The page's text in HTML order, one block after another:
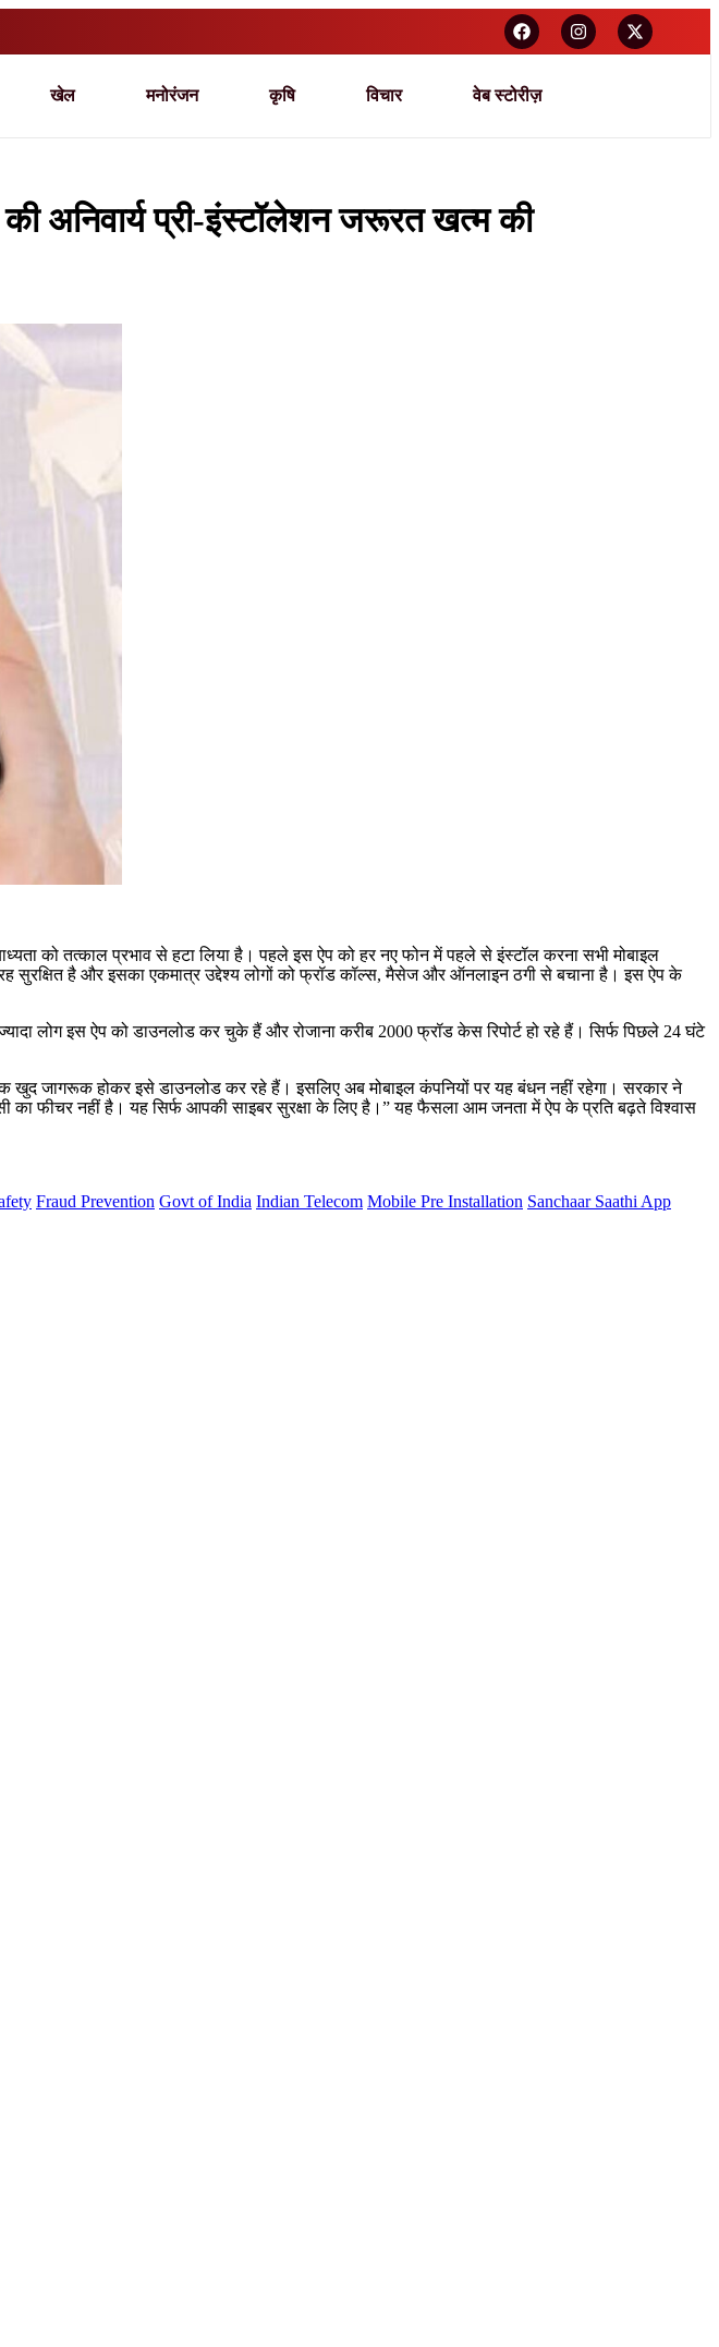
खेल मनोरंजन कृषि विचार वेब स्टोरीज़
अनिवार्य प्री-इंस्टॉलेशन जरूरत खत्म की
को तत्काल प्रभाव से हटा लिया है। पहले इस ऐप को हर नए फोन में पहले से इंस्टॉल करना सभी मोबाइल
सुरक्षित है और इसका एकमात्र उद्देश्य लोगों को फ्रॉड कॉल्स, मैसेज और ऑनलाइन ठगी से बचाना है। इस ऐप के
लोग इस ऐप को डाउनलोड कर चुके हैं और रोजाना करीब 2000 फ्रॉड केस रिपोर्ट हो रहे हैं। सिर्फ पिछले 24 घंटे
जागरूक होकर इसे डाउनलोड कर रहे हैं। इसलिए अब मोबाइल कंपनियों पर यह बंधन नहीं रहेगा। सरकार ने
फीचर नहीं है। यह सिर्फ आपकी साइबर सुरक्षा के लिए है।” यह फैसला आम जनता में ऐप के प्रति बढ़ते विश्वास
Fraud Prevention Govt of India Indian Telecom Mobile Pre Installation Sanchaar Saathi App